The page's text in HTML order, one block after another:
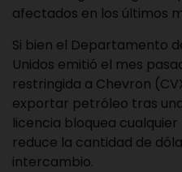
afectados en los últimos
Si bien el Departamento
Unidos emitió el mes
restringida a Chevron
exportar petróleo tras
licencia bloquea
reduce la cantidad de
intercambio.